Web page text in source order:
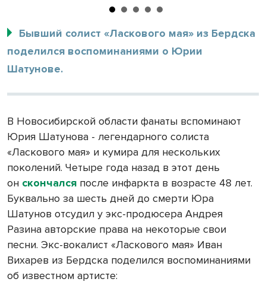
Бывший солист «Ласкового мая» из Бердска
поделился воспоминаниями о Юрии
Шатунове.
В Новосибирской области фанаты вспоминают
Юрия Шатунова - легендарного солиста
«Ласкового мая» и кумира для нескольких
поколений. Четыре года назад в этот день
он скончался после инфаркта в возрасте 48 лет.
Буквально за шесть дней до смерти Юра
Шатунов отсудил у экс-продюсера Андрея
Разина авторские права на некоторые свои
песни. Экс-вокалист «Ласкового мая» Иван
Вихарев из Бердска поделился воспоминаниями
об известном артисте: